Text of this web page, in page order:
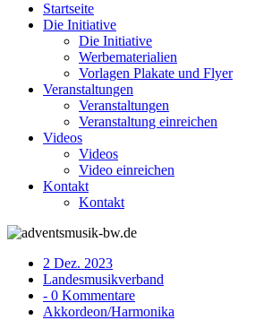
Startseite
Die Initiative
Die Initiative
Werbematerialien
Vorlagen Plakate und Flyer
Veranstaltungen
Veranstaltungen
Veranstaltung einreichen
Videos
Videos
Video einreichen
Kontakt
Kontakt
2 Dez. 2023
Landesmusikverband
- 0 Kommentare
Akkordeon/Harmonika